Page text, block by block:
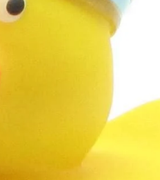
Argenté
Marron
Noir